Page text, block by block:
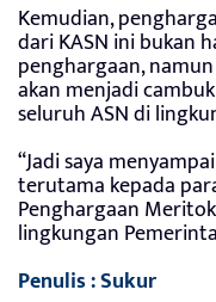
Kemudian,
dari KASN ini bukan
penghargaan,
akan menjadi
seluruh ASN di
“Jadi saya
terutama kepada
Penghargaan
lingkungan
Penulis : Sukur